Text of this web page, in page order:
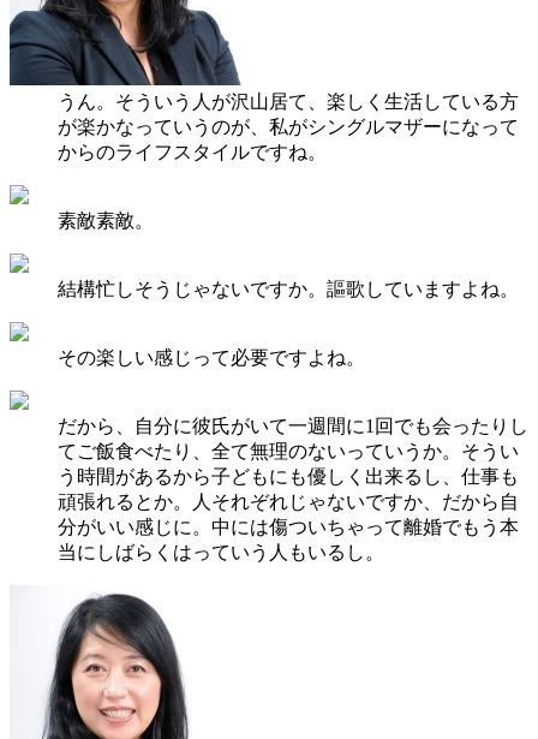
うん。そういう人が沢山居て、楽しく生活している方
が楽かなっていうのが、私がシングルマザーになって
からのライフスタイルですね。
素敵素敵。
結構忙しそうじゃないですか。謳歌していますよね。
その楽しい感じって必要ですよね。
だから、自分に彼氏がいて一週間に1回でも会ったりし
てご飯食べたり、全て無理のないっていうか。そうい
う時間があるから子どもにも優しく出来るし、仕事も
頑張れるとか。人それぞれじゃないですか、だから自
分がいい感じに。中には傷ついちゃって離婚でもう本
当にしばらくはっていう人もいるし。